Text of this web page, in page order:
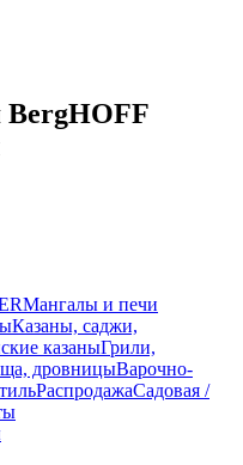
BergHOFF
Мангалы и печи
Казаны, саджи,
казаныГрили,
дровницыВарочно-
РаспродажаСадовая /